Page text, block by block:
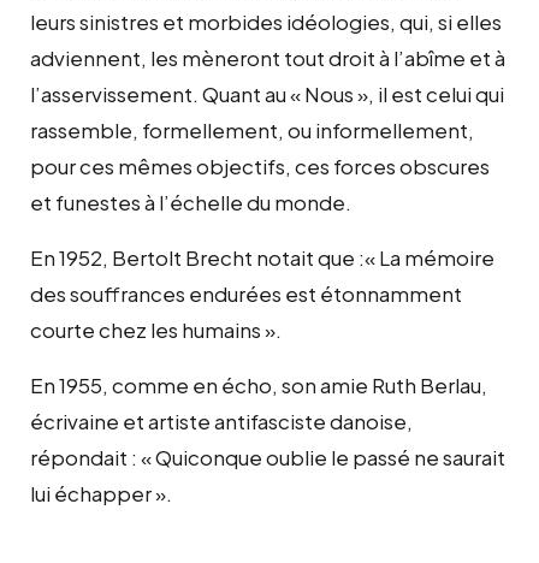
leurs sinistres et morbides idéologies, qui, si elles
adviennent, les mèneront tout droit à l’abîme et à
l’asservissement. Quant au « Nous », il est celui qui
rassemble, formellement, ou informellement,
pour ces mêmes objectifs, ces forces obscures
et funestes à l’échelle du monde.
En 1952, Bertolt Brecht notait que :« La mémoire
des souffrances endurées est étonnamment
courte chez les humains ».
En 1955, comme en écho, son amie Ruth Berlau,
écrivaine et artiste antifasciste danoise,
répondait : « Quiconque oublie le passé ne saurait
lui échapper ».